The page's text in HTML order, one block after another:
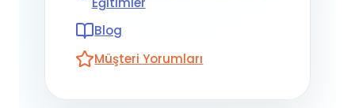
Blog
Müşteri Yorumları